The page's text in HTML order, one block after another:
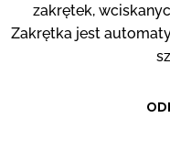
zakrętek,
Zakrętka jest